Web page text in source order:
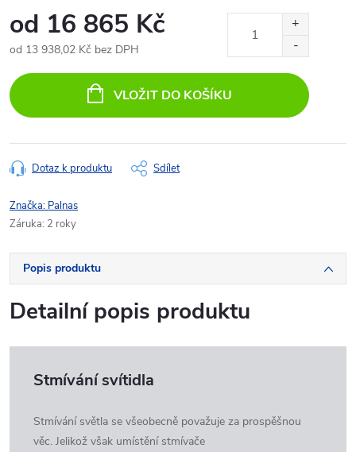
od 16 865 Kč
od 13 938,02 Kč bez DPH
cena:
VLOŽIT DO KOŠÍKU
Dotaz k produktu Sdílet
Značka: Palnas
Záruka: 2 roky
Popis produktu
Detailní popis produktu
Stmívání svítidla
Stmívání světla se všeobecně považuje za prospěšnou
věc. Jelikož však umístění stmívače